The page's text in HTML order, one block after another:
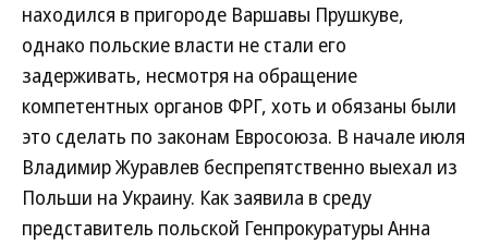
находился в пригороде Варшавы Прушкуве,
однако польские власти не стали его
задерживать, несмотря на обращение
компетентных органов ФРГ, хоть и обязаны были
это сделать по законам Евросоюза. В начале июля
Владимир Журавлев беспрепятственно выехал из
Польши на Украину. Как заявила в среду
представитель польской Генпрокуратуры Анна